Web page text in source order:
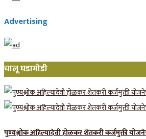
Advertising
चालू घडामोडी
पुण्यश्लोक अहिल्यादेवी होळकर शेतकरी कर्जमुक्ती